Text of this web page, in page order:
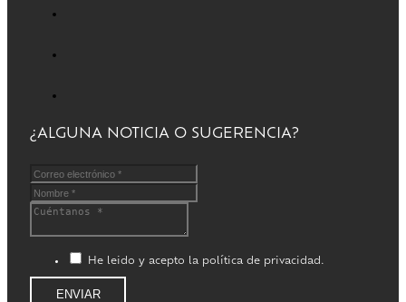
¿ALGUNA NOTICIA O SUGERENCIA?
He leido y acepto la política de privacidad.
ENVIAR